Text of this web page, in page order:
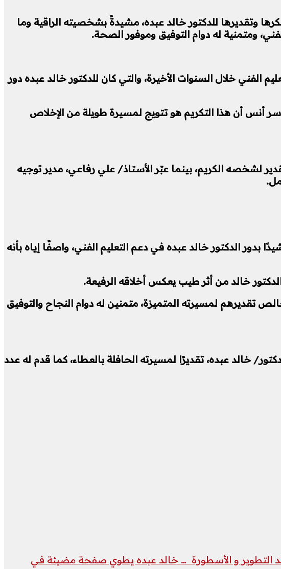
وتقديرها للدكتور خالد عبده، مشيدةً بشخصيته الراقية وما
ومتمنية له دوام التوفيق وموفور الصحة.
الفني خلال السنوات الأخيرة، والتي كان للدكتور خالد عبده دور
أنس أن هذا التكريم هو تتويج لمسيرة طويلة من الإخلاص
لشخصه الكريم، بينما عبّر الأستاذ/ علي رفاعي، مدير توجيه
الدكتور خالد عبده في دعم التعليم الفني، واصفًا إياه بأنه
خالد من أثر طيب يعكس أخلاقه الرفيعة.
تقديرهم لمسيرته المتميزة، متمنين له دوام النجاح والتوفيق
خالد عبده، تقديرًا لمسيرته الحافلة بالعطاء، كما قدم له عدد
التطوير و الأسطورة … خالد عبده يطوي صفحة مضيئة في